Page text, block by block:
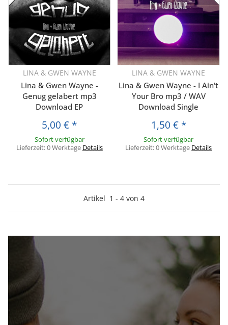
LINA & GWEN WAYNE
Lina & Gwen Wayne -
Genug gelabert mp3
Download EP
5,00 € *
Sofort verfügbar
Lieferzeit:0 Werktage Details
LINA & GWEN WAYNE
Lina & Gwen Wayne - I Ain't
Your Bro mp3 / WAV
Download Single
1,50 € *
Sofort verfügbar
Lieferzeit:0 Werktage Details
Artikel 1 - 4 von 4